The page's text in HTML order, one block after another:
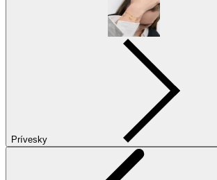
Prívesky